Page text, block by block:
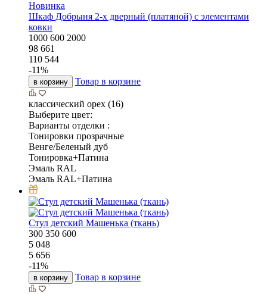
Новинка
Шкаф Добрыня 2-х дверный (платяной) с элементами
ковки
1000 600 2000
98 661
110 544
-11%
в корзину Товар в корзине
классический орех (16)
Выберите цвет:
Варианты отделки :
Тонировки прозрачные
Венге/Беленый дуб
Тонировка+Патина
Эмаль RAL
Эмаль RAL+Патина
Стул детский Машенька (ткань)
300 350 600
5 048
5 656
-11%
в корзину Товар в корзине